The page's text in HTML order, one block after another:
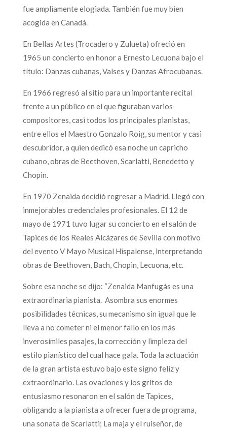
fue ampliamente elogiada. También fue muy bien
acogida en Canadá.
En Bellas Artes (Trocadero y Zulueta) ofreció en
1965 un concierto en honor a Ernesto Lecuona bajo el
título: Danzas cubanas, Valses y Danzas Afrocubanas.
En 1966 regresó al sitio para un importante recital
frente a un público en el que figuraban varios
compositores, casi todos los principales pianistas,
entre ellos el Maestro Gonzalo Roig, su mentor y casi
descubridor, a quien dedicó esa noche un capricho
cubano, obras de Beethoven, Scarlatti, Benedetto y
Chopin.
En 1970 Zenaida decidió regresar a Madrid. Llegó con
inmejorables credenciales profesionales. El 12 de
mayo de 1971 tuvo lugar su concierto en el salón de
Tapices de los Reales Alcázares de Sevilla con motivo
del evento V Mayo Musical Hispalense, interpretando
obras de Beethoven, Bach, Chopin, Lecuona, etc.
Sobre esa noche se dijo: “Zenaida Manfugás es una
extraordinaria pianista. Asombra sus enormes
posibilidades técnicas, su mecanismo sin igual que le
lleva a no cometer ni el menor fallo en los más
inverosímiles pasajes, la corrección y limpieza del
estilo pianístico del cual hace gala. Toda la actuación
de la gran artista estuvo bajo este signo feliz y
extraordinario. Las ovaciones y los gritos de
entusiasmo resonaron en el salón de Tapices,
obligando a la pianista a ofrecer fuera de programa,
una sonata de Scarlatti; La maja y el ruiseñor, de